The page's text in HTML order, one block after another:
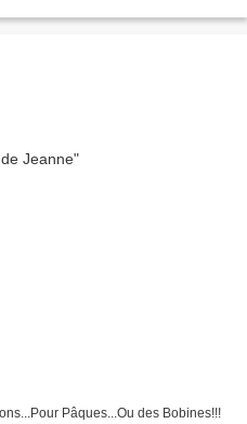
Pâques...Ou des Bobines!!!